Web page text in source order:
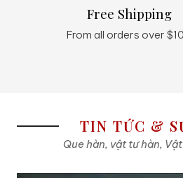
Free Shipping
From all orders over
TIN TỨC &
Que hàn, vật tư hàn,